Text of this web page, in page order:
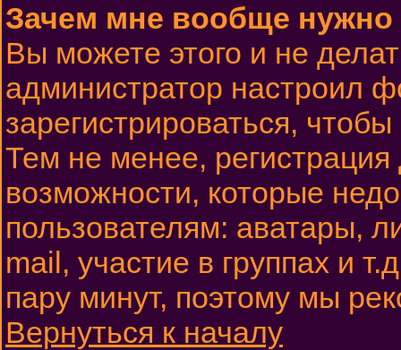
Зачем мне вообще нужно
Вы можете этого и не
администратор настроил
зарегистрироваться,
Тем не менее,
возможности, которые
пользователям: аватары,
mail, участие в группах и
пару минут, поэтому мы
Вернуться к началу